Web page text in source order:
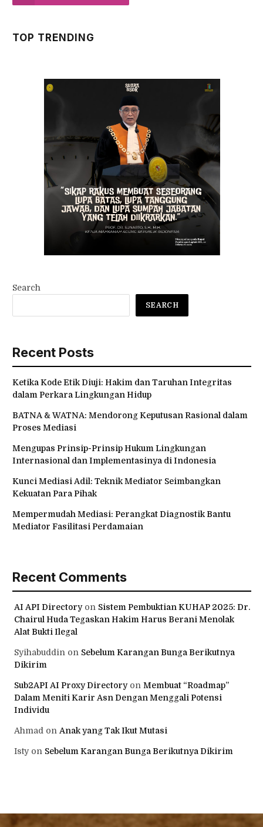
TOP TRENDING
Search
SEARCH
Recent Posts
Ketika Kode Etik Diuji: Hakim dan Taruhan Integritas
dalam Perkara Lingkungan Hidup
BATNA & WATNA: Mendorong Keputusan Rasional dalam
Proses Mediasi
Mengupas Prinsip-Prinsip Hukum Lingkungan
Internasional dan Implementasinya di Indonesia
Kunci Mediasi Adil: Teknik Mediator Seimbangkan
Kekuatan Para Pihak
Mempermudah Mediasi: Perangkat Diagnostik Bantu
Mediator Fasilitasi Perdamaian
Recent Comments
AI API Directoryon Sistem Pembuktian KUHAP 2025: Dr.
Chairul Huda Tegaskan Hakim Harus Berani Menolak
Alat Bukti Ilegal
Syihabuddin on Sebelum Karangan Bunga Berikutnya
Dikirim
Sub2API AI Proxy Directoryon Membuat “Roadmap”
Dalam Meniti Karir Asn Dengan Menggali Potensi
Individu
Ahmad on Anak yang Tak Ikut Mutasi
Istyon Sebelum Karangan Bunga Berikutnya Dikirim